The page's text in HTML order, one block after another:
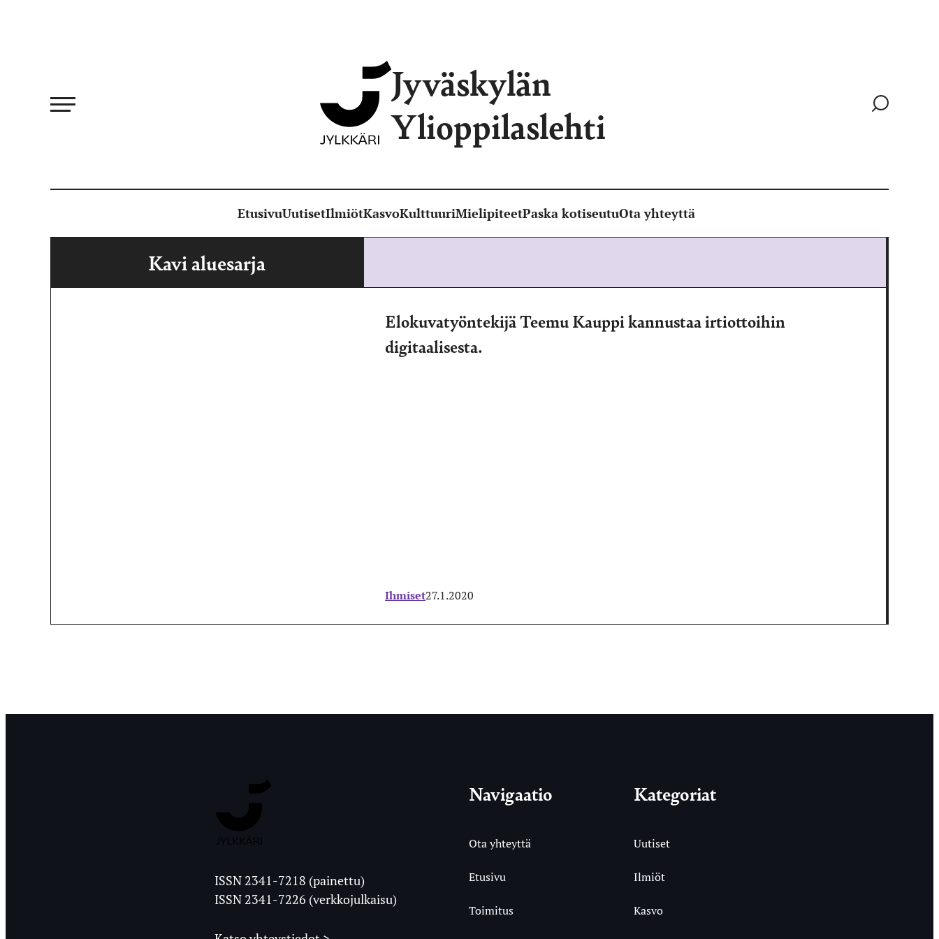
Jyväskylän
Ylioppilaslehti
Siirry
EtusivuUutisetIlmiötKasvoKulttuuriMielipiteetPaska kotiseutuOta yhteyttä
Kavi aluesarja
Elokuvatyöntekijä Teemu Kauppi kannustaa irtiottoihin
digitaalisesta.
Ihmiset27.1.2020
Ylioppilaslehti
ISSN 2341-7218 (painettu)
ISSN 2341-7226 (verkkojulkaisu)
Navigaatio
Ota yhteyttä
Etusivu
Toimitus
Kategoriat
Uutiset
Ilmiöt
Kasvo